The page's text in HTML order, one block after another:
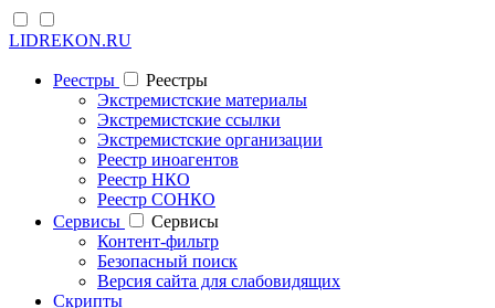
LIDREKON.RU
Реестры
Реестры
Экстремистские материалы
Экстремистские ссылки
Экстремистские организации
Реестр иноагентов
Реестр НКО
Реестр СОНКО
Cервисы
Cервисы
Контент-фильтр
Безопасный поиск
Версия сайта для слабовидящих
Скрипты